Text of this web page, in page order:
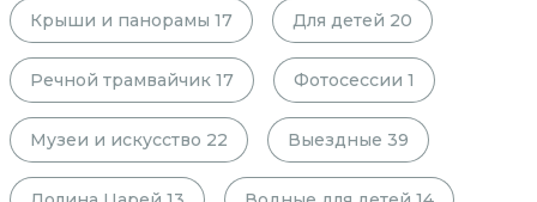
Крыши и панорамы 17 Для детей 20
Речной трамвайчик 17 Фотосессии 1
Музеи и искусство 22 Выездные 39